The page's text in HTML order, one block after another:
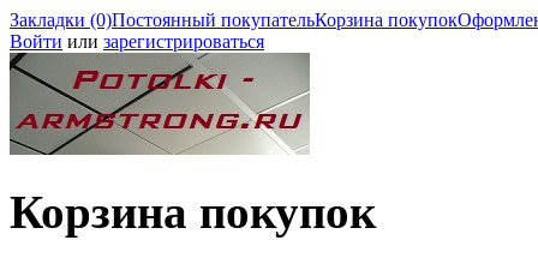
Закладки (0)Постоянный покупательКорзина покупок
Войти или зарегистрироваться
Корзина покупок